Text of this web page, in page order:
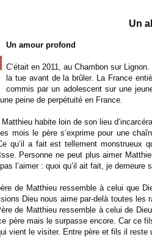
Un
Un amour profond
C’était en 2011, au Chambon sur
la tue avant de la brûler. La France
commis par un adolescent sur une
peine de perpétuité en France.
habite loin de son lieu
mois le père s’exprime pour une
qu’il a fait est tellement monstrueux
Personne ne peut plus aimer
l’aimer : quoi qu’il ait fait, je demeure
de Matthieu ressemble à celui que
Dieu nous aime par-delà toutes les
de Matthieu ressemble à celui de
père mais le surpasse encore. Car ce
vient le visiter. Entre père et fils il